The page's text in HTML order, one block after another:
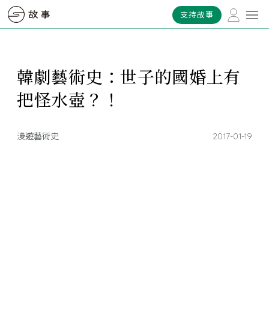
支持故事
韓劇藝術史：世子的國婚上有
把怪水壺？！
漫遊藝術史 2017-01-19